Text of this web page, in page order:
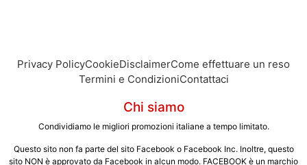
Privacy PolicyCookieDisclaimerCome effettuare un reso
Termini e CondizioniContattaci
Chi siamo
Condividiamo le migliori promozioni italiane a tempo limitato.
Questo sito non fa parte del sito Facebook o Facebook Inc. Inoltre, questo
sito NON è approvato da Facebook in alcun modo. FACEBOOK è un marchio